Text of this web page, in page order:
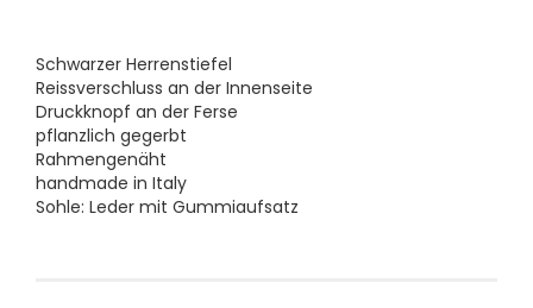
Schwarzer Herrenstiefel
Reissverschluss an der Innenseite
Druckknopf an der Ferse
pflanzlich gegerbt
Rahmengenäht
handmade in Italy
Sohle: Leder mit Gummiaufsatz